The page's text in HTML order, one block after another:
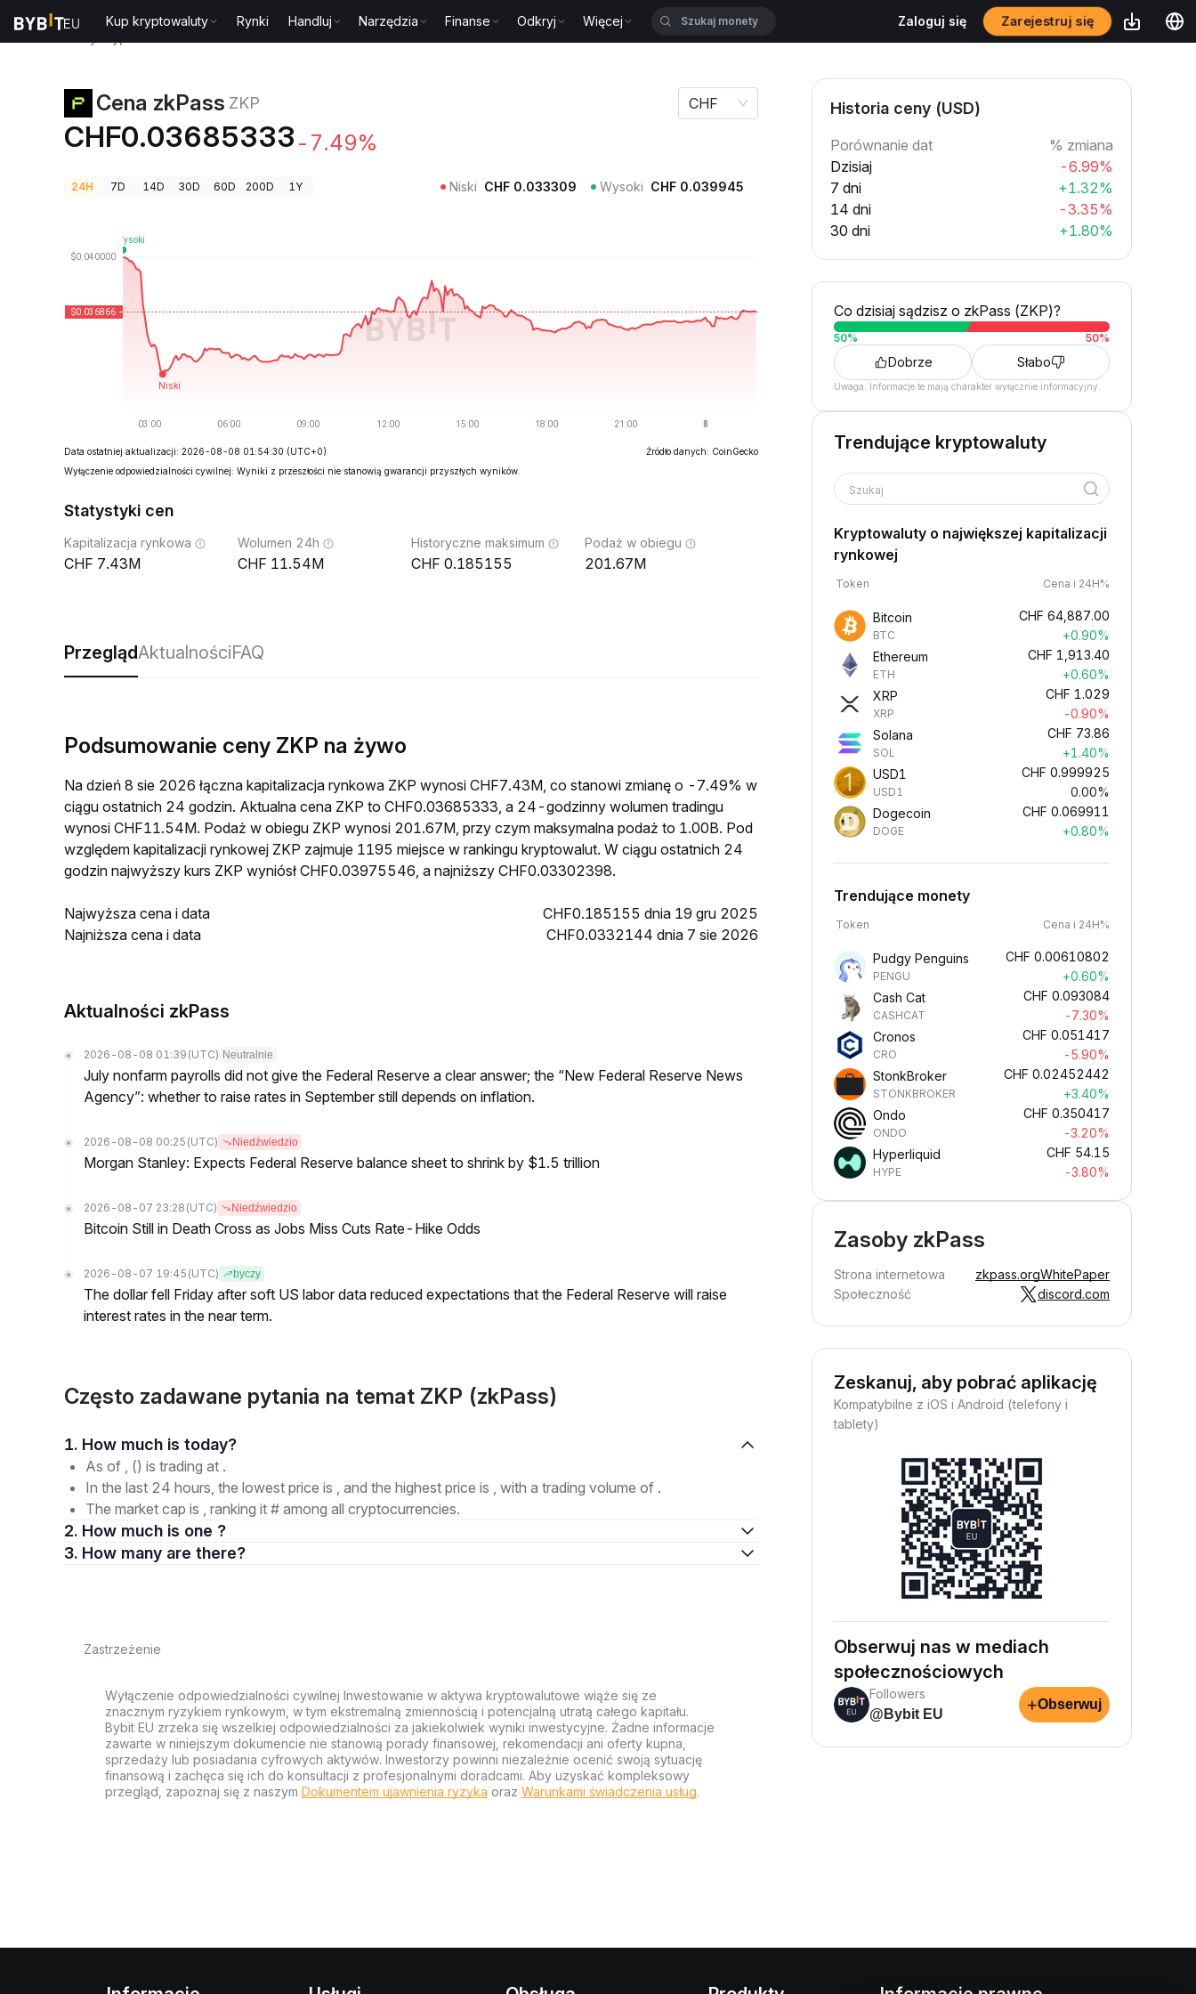
Kup kryptowaluty Rynki Handluj Narzędzia Finanse Odkryj Więcej Zaloguj się Zarejestruj się
Cena zkPass ZKP
CHF0.03685333 -7.49%
CHF
24H 7D 14D 30D 60D 200D 1Y Niski CHF 0.033309 Wysoki CHF 0.039945
Data ostatniej aktualizacji: 2026-08-08 01:54:30 (UTC+0)
Źródło danych: CoinGecko
Wyłączenie odpowiedzialności cywilnej: Wyniki z przeszłości nie stanowią gwarancji przyszłych wyników.
Statystyki cen
Kapitalizacja rynkowa
7.43M
Wolumen 24h
11.54M
Historyczne maksimum
0.185155
Podaż w obiegu
201.67M
PrzeglądAktualnościFAQ
Podsumowanie ceny ZKP na żywo
Na dzień 8 sie 2026 łączna kapitalizacja rynkowa ZKP wynosi CHF7.43M, co stanowi zmianę o -7.49% w
ciągu ostatnich 24 godzin. Aktualna cena ZKP to CHF0.03685333, a 24-godzinny wolumen tradingu
wynosi CHF11.54M. Podaż w obiegu ZKP wynosi 201.67M, przy czym maksymalna podaż to 1.00B. Pod
względem kapitalizacji rynkowej ZKP zajmuje 1195 miejsce w rankingu kryptowalut. W ciągu ostatnich 24
godzin najwyższy kurs ZKP wyniósł CHF0.03975546, a najniższy CHF0.03302398.
Najwyższa cena i data
CHF0.185155 dnia 19 gru 2025
Najniższa cena i data
CHF0.0332144 dnia 7 sie 2026
Aktualności zkPass
2026-08-08 01:39 (UTC) Neutralnie
July nonfarm payrolls did not give the Federal Reserve a clear answer; the “New Federal Reserve News
Agency”: whether to raise rates in September still depends on inflation.
2026-08-08 00:25 (UTC) Niedźwiedzio
Morgan Stanley: Expects Federal Reserve balance sheet to shrink by $1.5 trillion
2026-08-07 23:28 (UTC) Niedźwiedzio
Bitcoin Still in Death Cross as Jobs Miss Cuts Rate-Hike Odds
2026-08-07 19:45 (UTC) byczy
The dollar fell Friday after soft US labor data reduced expectations that the Federal Reserve will raise
interest rates in the near term.
Często zadawane pytania na temat ZKP (zkPass)
1. How much is today?
As of , () is trading at .
In the last 24 hours, the lowest price is , and the highest price is , with a trading volume of .
The market cap is , ranking it # among all cryptocurrencies.
2. How much is one ?
3. How many are there?
Zastrzeżenie
Wyłączenie odpowiedzialności cywilnej Inwestowanie w aktywa kryptowalutowe wiąże się ze
znacznym ryzykiem rynkowym, w tym ekstremalną zmiennością i potencjalną utratą całego kapitału.
Bybit EU zrzeka się wszelkiej odpowiedzialności za jakiekolwiek wyniki inwestycyjne. Żadne informacje
zawarte w niniejszym dokumencie nie stanowią porady finansowej, rekomendacji ani oferty kupna,
sprzedaży lub posiadania cyfrowych aktywów. Inwestorzy powinni niezależnie ocenić swoją sytuację
finansową i zachęca się ich do konsultacji z profesjonalnymi doradcami. Aby uzyskać kompleksowy
przegląd, zapoznaj się z naszym Dokumentem ujawnienia ryzyka oraz Warunkami świadczenia usług.
Historia ceny (USD)
Porównanie dat
% zmiana
Dzisiaj
-6.99%
7 dni
+1.32%
14 dni
-3.35%
30 dni
+1.80%
Co dzisiaj sądzisz o zkPass (ZKP)?
50% 50%
Dobrze Słabo
Uwaga: Informacje te mają charakter wyłącznie informacyjny.
Trendujące kryptowaluty
Szukaj
Kryptowaluty o największej kapitalizacji
rynkowej
Token Cena i 24H%
Bitcoin
BTC
CHF 64,887.00
+0.90%
Ethereum
ETH
CHF 1,913.40
+0.60%
XRP
XRP
CHF 1.029
-0.90%
Solana
SOL
CHF 73.86
+1.40%
USD1
USD1
CHF 0.999925
0.00%
Dogecoin
DOGE
CHF 0.069911
+0.80%
Trendujące monety
Token Cena i 24H%
Pudgy Penguins
PENGU
CHF 0.00610802
+0.60%
Cash Cat
CASHCAT
CHF 0.093084
-7.30%
Cronos
CRO
CHF 0.051417
-5.90%
StonkBroker
STONKBROKER
CHF 0.02452442
+3.40%
Ondo
ONDO
CHF 0.350417
-3.20%
Hyperliquid
HYPE
CHF 54.15
-3.80%
Zasoby zkPass
Strona internetowa zkpass.orgWhitePaper
Społeczność
discord.com
Zeskanuj, aby pobrać aplikację
Kompatybilne z iOS i Android (telefony i
tablety)
Obserwuj nas w mediach
społecznościowych
Followers
@Bybit EU
+Obserwuj